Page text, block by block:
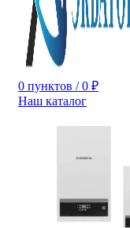
0 пунктов / 0 ₽
Наш каталог